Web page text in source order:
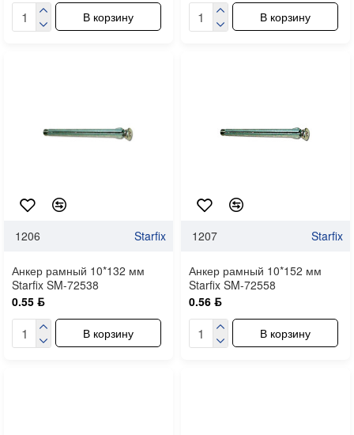
В корзину В корзину
1206 Starfix
Анкер рамный 10*132 мм
Starfix SM-72538
0.55 ƃ
В корзину
1207 Starfix
Анкер рамный 10*152 мм
Starfix SM-72558
0.56 ƃ
В корзину